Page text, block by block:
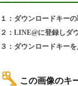
１：ダウンロードキー
２：LINE@に登録しダ
３：ダウンロードキー
この画像のキ